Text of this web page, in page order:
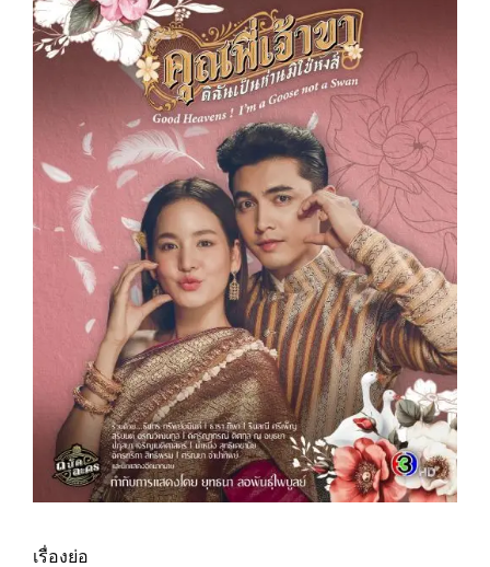
เรื่องย่อ